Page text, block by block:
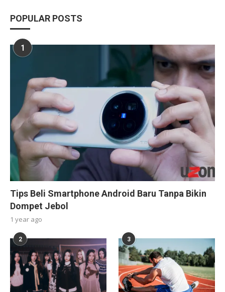
POPULAR POSTS
1
Tips Beli Smartphone Android Baru Tanpa Bikin
Dompet Jebol
1 year ago
2 3